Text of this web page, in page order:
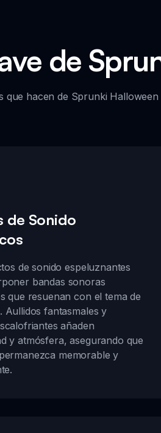
de
que hacen de Sprunki
de Sonido
de sonido espeluznantes
bandas sonoras
que resuenan con el tema de
Aullidos fantasmales y
añaden
y atmósfera, asegurando que
memorable y